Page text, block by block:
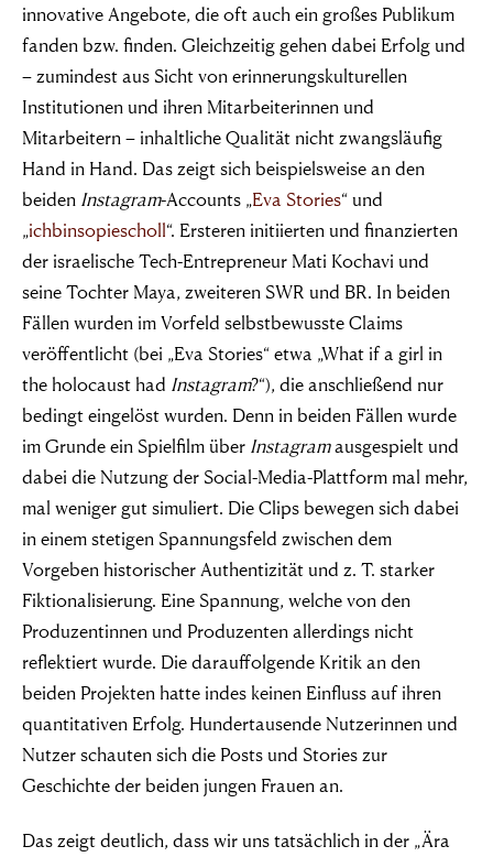
innovative Angebote, die oft auch ein großes Publikum
fanden bzw. finden. Gleichzeitig gehen dabei Erfolg und
– zumindest aus Sicht von erinnerungskulturellen
Institutionen und ihren Mitarbeiterinnen und
Mitarbeitern – inhaltliche Qualität nicht zwangsläufig
Hand in Hand. Das zeigt sich beispielsweise an den
beiden Instagram-Accounts „Eva Stories“ und
„ichbinsopiescholl“. Ersteren initiierten und finanzierten
der israelische Tech-Entrepreneur Mati Kochavi und
seine Tochter Maya, zweiteren SWR und BR. In beiden
Fällen wurden im Vorfeld selbstbewusste Claims
veröffentlicht (bei „Eva Stories“ etwa „What if a girl in
the holocaust had Instagram?“), die anschließend nur
bedingt eingelöst wurden. Denn in beiden Fällen wurde
im Grunde ein Spielfilm über Instagramausgespielt und
dabei die Nutzung der Social-Media-Plattform mal mehr,
mal weniger gut simuliert. Die Clips bewegen sich dabei
in einem stetigen Spannungsfeld zwischen dem
Vorgeben historischer Authentizität und z. T. starker
Fiktionalisierung. Eine Spannung, welche von den
Produzentinnen und Produzenten allerdings nicht
reflektiert wurde. Die darauffolgende Kritik an den
beiden Projekten hatte indes keinen Einfluss auf ihren
quantitativen Erfolg. Hundertausende Nutzerinnen und
Nutzer schauten sich die Posts und Stories zur
Geschichte der beiden jungen Frauen an.
Das zeigt deutlich, dass wir uns tatsächlich in der „Ära